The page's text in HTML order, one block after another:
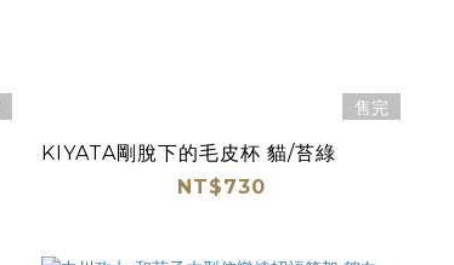
售完
KIYATA剛脫下的毛皮杯 貓/苔綠
NT$730